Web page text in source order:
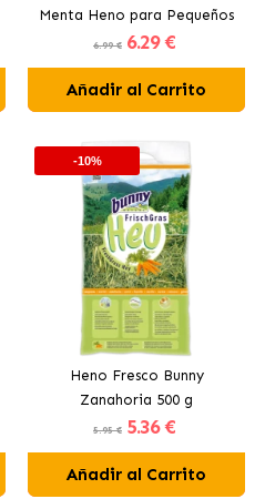
Menta Heno para Pequeños
Mamíferos
6.99 € 6.29 €
Añadir al Carrito
-10%
Heno Fresco Bunny
Zanahoria 500 g
5.95 € 5.36 €
Añadir al Carrito